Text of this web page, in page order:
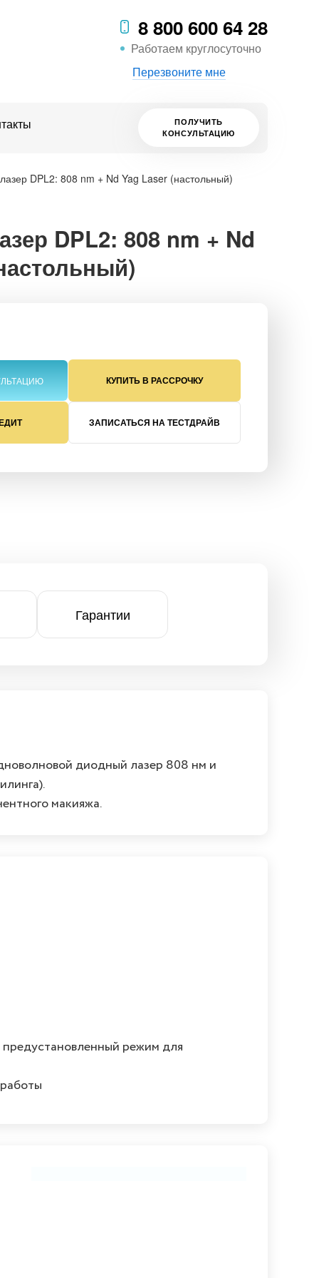
8 800 600 64 28
Работаем круглосуточно
Перезвоните мне
ПОЛУЧИТЬ
КОНСУЛЬТАЦИЮ
DPL2: 808 nm + Nd Yag Laser (настольный)
DPL2: 808 nm + Nd
КУПИТЬ В РАССРОЧКУ
ЗАПИСАТЬСЯ НА ТЕСТДРАЙВ
Гарантии
диодный лазер 808 нм и
макияжа.
режим для